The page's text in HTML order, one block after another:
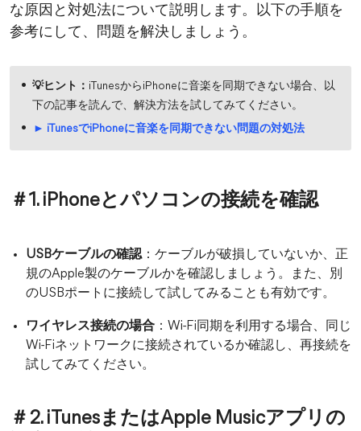
な原因と対処法について説明します。以下の手順を
参考にして、問題を解決しましょう。
💡ヒント： iTunesからiPhoneに音楽を同期できない場合、以
下の記事を読んで、解決方法を試してみてください。
► iTunesでiPhoneに音楽を同期できない問題の対処法
＃1. iPhoneとパソコンの接続を確認
USBケーブルの確認：ケーブルが破損していないか、正
規のApple製のケーブルかを確認しましょう。また、別
のUSBポートに接続して試してみることも有効です。
ワイヤレス接続の場合 ：Wi-Fi同期を利用する場合、同じ
Wi-Fiネットワークに接続されているか確認し、再接続を
試してみてください。
＃2. iTunesまたはApple Musicアプリの